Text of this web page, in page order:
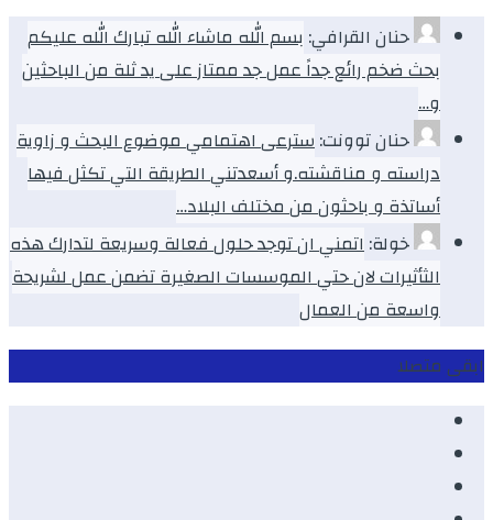
حنان القرافي: بسم الله ماشاء الله تبارك الله عليكم
بحث ضخم رائع جداً عمل جد ممتاز على يد ثلة من الباحثين
و…
حنان توونت:سترعى اهتمامي موضوع البحث و زاوية
دراسته و مناقشته.و أسعدتني الطريقة التي تكثل فيها
أساتذة و باحثون من مختلف البلاد…
خولة:اتمني ان توجد حلول فعالة وسريعة لتدارك هذه
الثأثيرات لان حتي الموسسات الصغيرة تضمن عمل لشريحة
واسعة من العمال
ابقى متصلا